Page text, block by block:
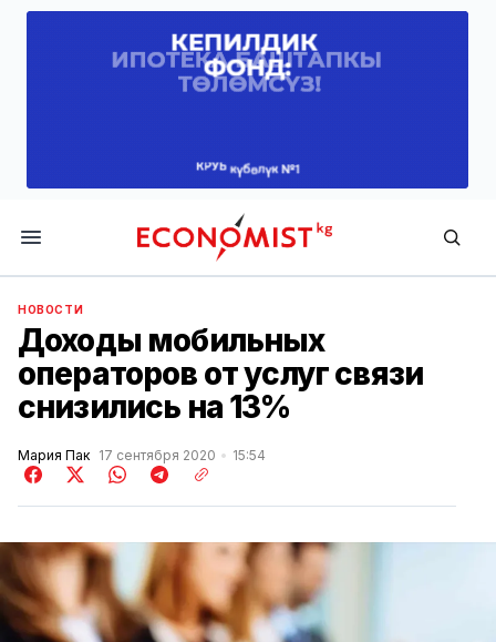
Economist.kg
НОВОСТИ
Доходы мобильных
операторов от услуг связи
снизились на 13%
Мария Пак 17 сентября 2020 15:54